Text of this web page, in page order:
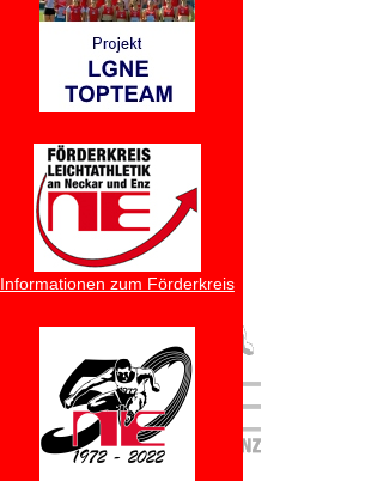
Informationen zum Förderkreis